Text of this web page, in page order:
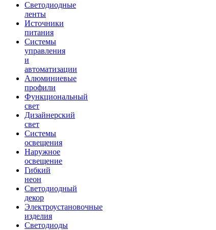
Светодиодные
ленты
Источники
питания
Системы
управления
и
автоматизации
Алюминиевые
профили
Функциональный
свет
Дизайнерский
свет
Системы
освещения
Наружное
освещение
Гибкий
неон
Светодиодный
декор
Электроустановочные
изделия
Светодиоды